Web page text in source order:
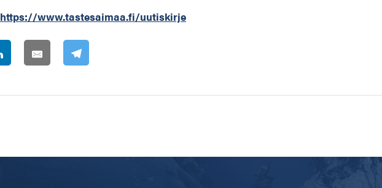
https://www.tastesaimaa.fi/uutiskirje